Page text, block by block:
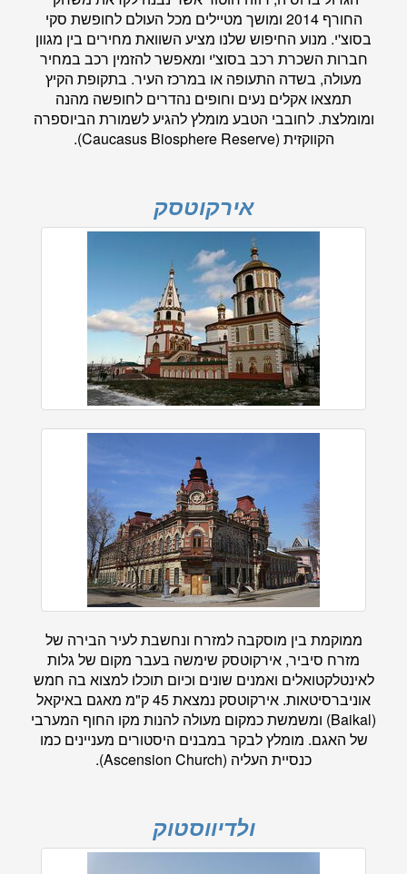
החורף 2014 ומושך מטיילים מכל העולם לחופשת סקי
בסוצ'י. מנוע החיפוש שלנו מציע השוואת מחירים בין מגוון
חברות השכרת רכב בסוצ'י ומאפשר להזמין רכב במחיר
מעולה, בשדה התעופה או במרכז העיר. בתקופת הקיץ
תמצאו אקלים נעים וחופים נהדרים לחופשה מהנה
ומומלצת. לחובבי הטבע מומלץ להגיע לשמורת הביוספרה
הקווקזית (Caucasus Biosphere Reserve).
אירקוטסק
ממוקמת בין מוסקבה למזרח ונחשבת לעיר הבירה של
מזרח סיביר, אירקוטסק שימשה בעבר מקום של גלות
לאינטלקטואלים ואמנים שונים וכיום תוכלו למצוא בה חמש
אוניברסיטאות. אירקוטסק נמצאת 45 ק"מ מאגם באיקאל
(Baikal) ומשמשת כמקום מעולה להנות מקו החוף המערבי
של האגם. מומלץ לבקר במבנים היסטורים מעניינים כמו
כנסיית העליה (Ascension Church).
ולדיווסטוק